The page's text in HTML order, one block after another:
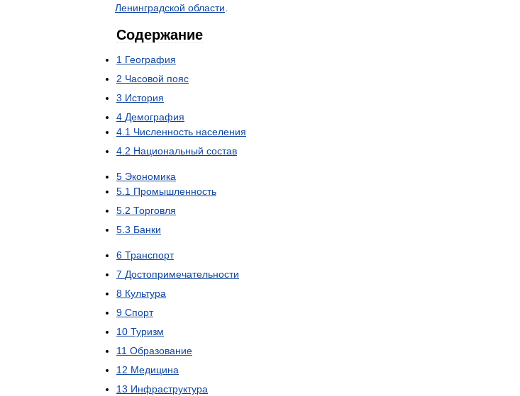
Ленинградской области.
Содержание
1 География
2 Часовой пояс
3 История
4 Демография
4.1 Численность населения
4.2 Национальный состав
5 Экономика
5.1 Промышленность
5.2 Торговля
5.3 Банки
6 Транспорт
7 Достопримечательности
8 Культура
9 Спорт
10 Туризм
11 Образование
12 Медицина
13 Инфраструктура